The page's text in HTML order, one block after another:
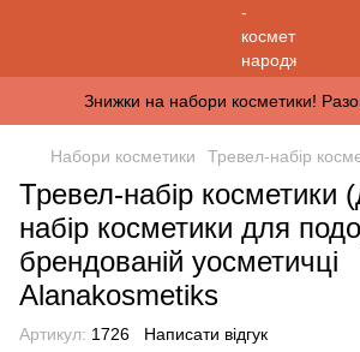
Знижки на набори косметики!
Набори косметики Тревел-набір
Тревел-набір косметики
набір косметики для
брендованій уосметичці
Alanakosmetiks
Артикул: 1726 Написати відгук